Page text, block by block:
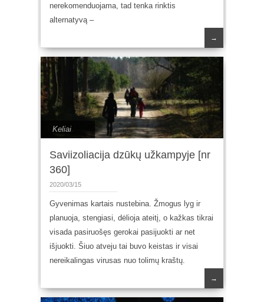
nerekomenduojama, tad tenka rinktis
alternatyvą –
→
Keliai
Saviizoliacija dzūkų užkampyje [nr
360]
2020/03/15
Gyvenimas kartais nustebina. Žmogus lyg ir
planuoja, stengiasi, dėlioja ateitį, o kažkas tikrai
visada pasiruošęs gerokai pasijuokti ar net
išjuokti. Šiuo atveju tai buvo keistas ir visai
nereikalingas virusas nuo tolimų kraštų.
→